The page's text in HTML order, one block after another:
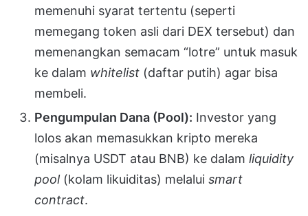
memenuhi syarat tertentu (seperti
memegang token asli dari DEX tersebut) dan
memenangkan semacam “lotre” untuk masuk
ke dalam whitelist (daftar putih) agar bisa
membeli.
Pengumpulan Dana (Pool): Investor yang
lolos akan memasukkan kripto mereka
(misalnya USDT atau BNB) ke dalam liquidity
pool(kolam likuiditas) melalui smart
contract.